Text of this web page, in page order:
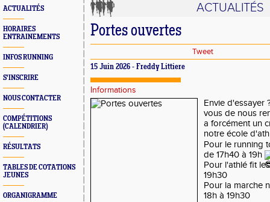
ACTUALITÉS
HORAIRES
ENTRAINEMENTS
INFOS RUNNING
S'INSCRIRE
NOUS CONTACTER
COMPÉTITIONS
(CALENDRIER)
RÉSULTATS
TABLES DE COTATIONS
JEUNES
ORGANIGRAMME
ACTUALITÉS
Portes ouvertes
Tweet
15 Juin 2026 - Freddy Littiere
Informations
Envie d'essayer
vous de nous
a forcément un
notre école
Pour le running
de 17h40 à 19h
Pour l'athlé fit
19h30
Pour la marche
18h à 19h30